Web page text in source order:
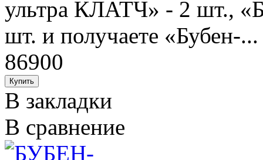
ультра КЛАТЧ» - 2 шт.,
шт. и получаете «Бубен-...
86900
В закладки
В сравнение